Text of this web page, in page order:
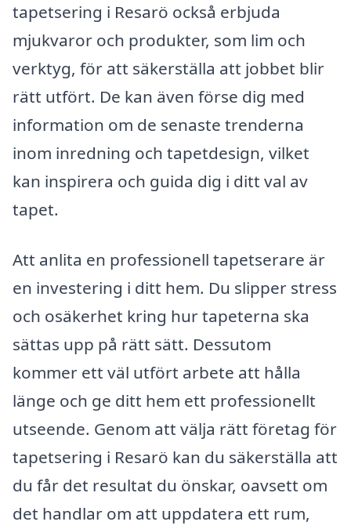
tapetsering i Resarö också erbjuda
mjukvaror och produkter, som lim och
verktyg, för att säkerställa att jobbet blir
rätt utfört. De kan även förse dig med
information om de senaste trenderna
inom inredning och tapetdesign, vilket
kan inspirera och guida dig i ditt val av
tapet.
Att anlita en professionell tapetserare är
en investering i ditt hem. Du slipper stress
och osäkerhet kring hur tapeterna ska
sättas upp på rätt sätt. Dessutom
kommer ett väl utfört arbete att hålla
länge och ge ditt hem ett professionellt
utseende. Genom att välja rätt företag för
tapetsering i Resarö kan du säkerställa att
du får det resultat du önskar, oavsett om
det handlar om att uppdatera ett rum,